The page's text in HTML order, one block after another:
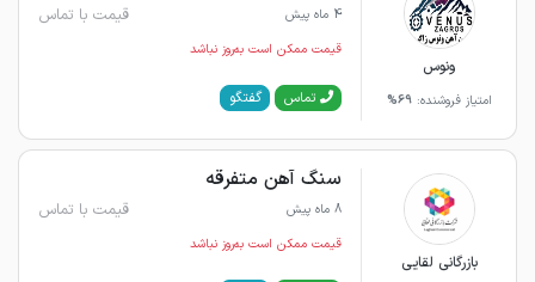
ونوس
امتیاز فروشنده:69%
4 ماه پیش قیمت با تماس
قیمت ممکن است به‌روز نباشد
تماس گفتگو
بازرگانی لقایی
سنگ آهن متفرقه
8 ماه پیش قیمت با تماس
قیمت ممکن است به‌روز نباشد